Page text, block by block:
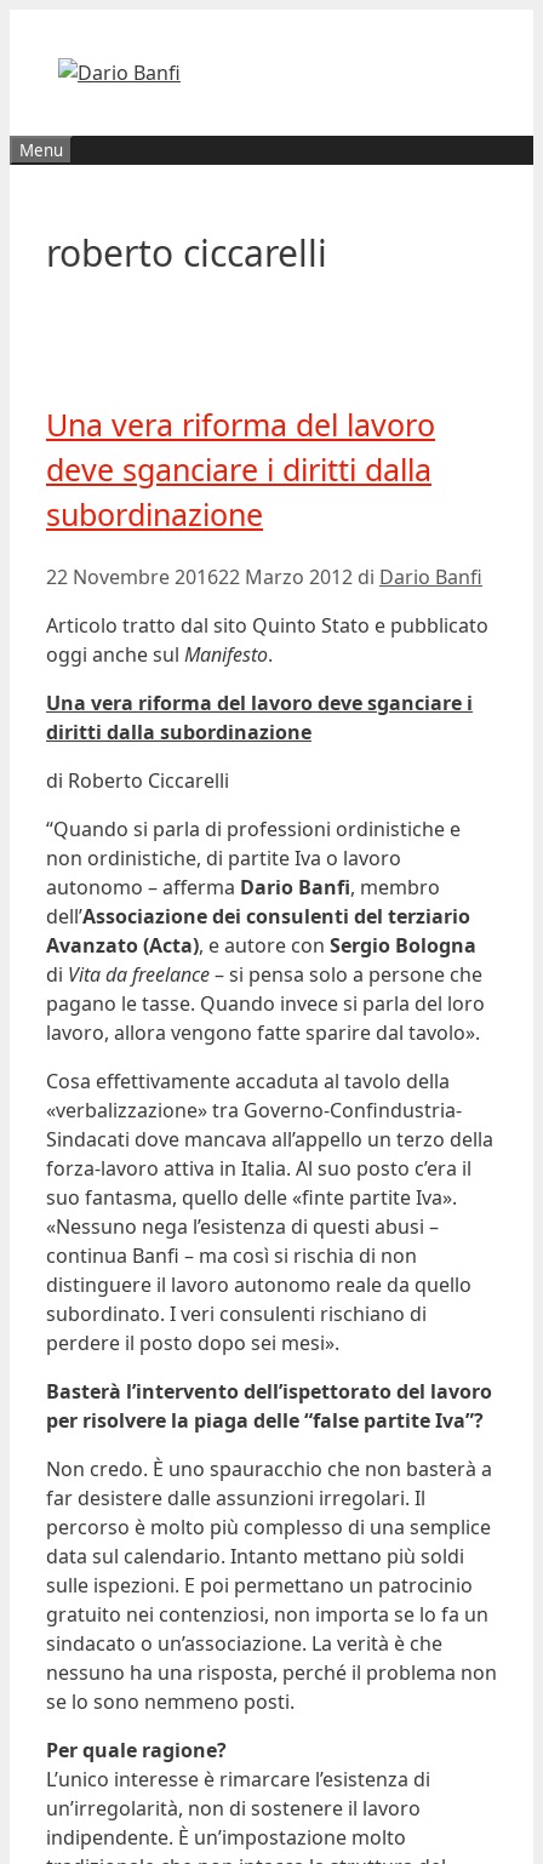
contenuto
Menu
roberto ciccarelli
Una vera riforma del lavoro
deve sganciare i diritti dalla
subordinazione
22 Novembre 201622 Marzo 2012 di Dario Banfi
Articolo tratto dal sito Quinto Stato e pubblicato
oggi anche sul Manifesto.
Una vera riforma del lavoro deve sganciare i
diritti dalla subordinazione
di Roberto Ciccarelli
“Quando si parla di professioni ordinistiche e
non ordinistiche, di partite Iva o lavoro
autonomo – afferma Dario Banfi, membro
dell’Associazione dei consulenti del terziario
Avanzato (Acta), e autore con Sergio Bologna
di Vita da freelance– si pensa solo a persone che
pagano le tasse. Quando invece si parla del loro
lavoro, allora vengono fatte sparire dal tavolo».
Cosa effettivamente accaduta al tavolo della
«verbalizzazione» tra Governo-Confindustria-
Sindacati dove mancava all’appello un terzo della
forza-lavoro attiva in Italia. Al suo posto c’era il
suo fantasma, quello delle «finte partite Iva».
«Nessuno nega l’esistenza di questi abusi –
continua Banfi – ma così si rischia di non
distinguere il lavoro autonomo reale da quello
subordinato. I veri consulenti rischiano di
perdere il posto dopo sei mesi».
Basterà l’intervento dell’ispettorato del lavoro
per risolvere la piaga delle “false partite Iva”?
Non credo. È uno spauracchio che non basterà a
far desistere dalle assunzioni irregolari. Il
percorso è molto più complesso di una semplice
data sul calendario. Intanto mettano più soldi
sulle ispezioni. E poi permettano un patrocinio
gratuito nei contenziosi, non importa se lo fa un
sindacato o un’associazione. La verità è che
nessuno ha una risposta, perché il problema non
se lo sono nemmeno posti.
Per quale ragione?
L’unico interesse è rimarcare l’esistenza di
un’irregolarità, non di sostenere il lavoro
indipendente. È un’impostazione molto